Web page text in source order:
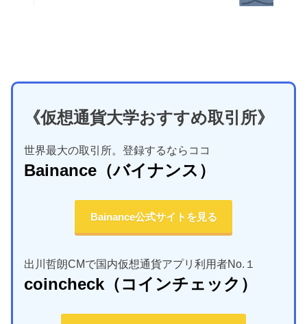
《仮想通貨大学おすすめ取引所》
世界最大の取引所。登録するならココ
Bainance （バイナンス）
Bainance公式サイトを見る
出川哲朗CMで国内仮想通貨アプリ利用者No.１
coincheck （コインチェック）